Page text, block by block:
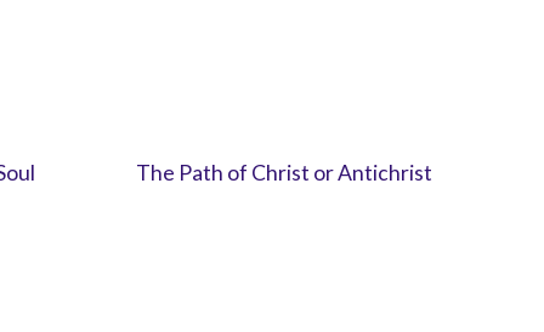
The Path of Christ or Antichrist